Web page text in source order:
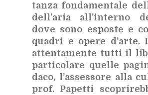
tan­za fon­da­men­ta­le
del­l’a­ria al­l’in­ter­no
dove sono espo­ste e
qua­dri e ope­re d’ar­te.
at­ten­ta­men­te tut­ti il
par­ti­co­la­re quel­le
da­co, l’as­ses­so­re alla
prof. Pa­pet­ti